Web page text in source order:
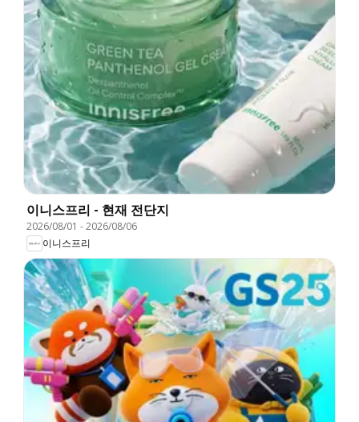
이니스프리 - 현재 전단지
2026/08/01 -2026/08/06
이니스프리